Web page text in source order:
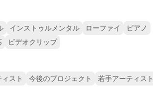
インストゥルメンタル ローファイ
ピアノ
ビデオクリップ
スト 今後のプロジェクト 若手アーティスト